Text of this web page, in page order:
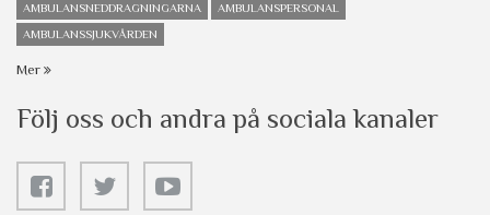
AMBULANSNEDDRAGNINGARNA
AMBULANSPERSONAL
AMBULANSSJUKVÅRDEN
Mer
Följ oss och andra på sociala kanaler